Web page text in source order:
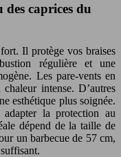
caprices du
Il protège vos braises
régulière et une
Les pare-vents en
intense. D’autres
esthétique plus soignée.
adapter la protection au
dépend de la taille de
un barbecue de 57 cm,